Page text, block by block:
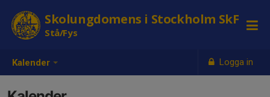
Kalender Logga in
Skolungdomens i Stockholm SkF
Stå/Fys